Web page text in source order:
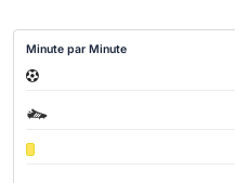
Minute par Minute